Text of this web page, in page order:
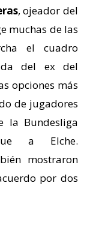
, ojeador del
muchas de las
el cuadro
del ex del
opciones más
de jugadores
la Bundesliga
a Elche.
mostraron
por dos